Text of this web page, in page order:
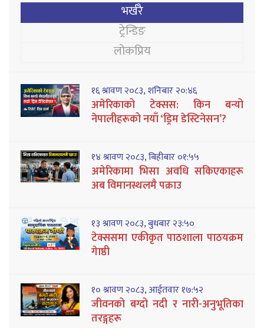
भर्खरै
ट्रेन्डिङ
लोकप्रिय
१६ श्रावण २०८३, शनिबार २०:४६
अमेरिकाको टेक्सस: किन बन्यो
नेपालीहरूको नयाँ ‘ड्रिम डेस्टिनेसन’?
१४ श्रावण २०८३, बिहीबार ०१:५५
अमेरिकामा भिसा अवधि सकिएकाहरू
अब विमानस्थलमै पक्राउ
१३ श्रावण २०८३, बुधबार २३:५०
टेक्ससमा एकीकृत पाठशाला पाठयक्रम
गेाष्ठी
१० श्रावण २०८३, आईतवार १७:५२
जीवनको बग्दो नदी र नारी-अनुभूतिका
तरङ्गहरू